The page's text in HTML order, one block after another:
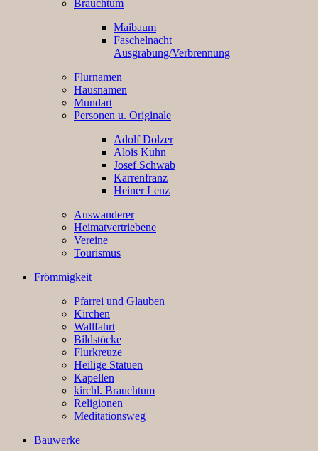
Brauchtum
Maibaum
Faschelnacht
Ausgrabung/Verbrennung
Flurnamen
Hausnamen
Mundart
Personen u. Originale
Adolf Dolzer
Alois Kuhn
Josef Schwab
Karrenfranz
Heiner Lenz
Auswanderer
Heimatvertriebene
Vereine
Tourismus
Frömmigkeit
Pfarrei und Glauben
Kirchen
Wallfahrt
Bildstöcke
Flurkreuze
Heilige Statuen
Kapellen
kirchl. Brauchtum
Religionen
Meditationsweg
Bauwerke